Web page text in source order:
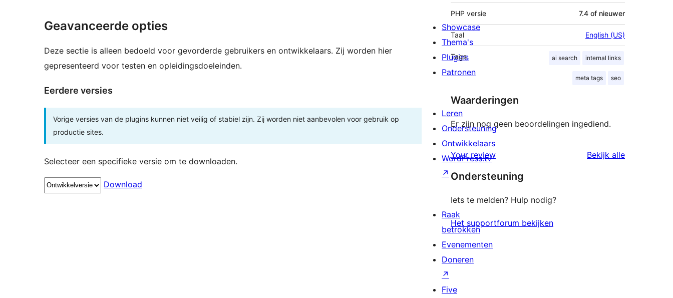
Geavanceerde opties
Deze sectie is alleen bedoeld voor gevorderde gebruikers en ontwikkelaars. Zij worden hier
gepresenteerd voor testen en opleidingsdoeleinden.
Eerdere versies
Vorige versies van de plugins kunnen niet veilig of stabiel zijn. Zij worden niet aanbevolen voor gebruik op
productie sites.
Selecteer een specifieke versie om te downloaden.
Download
PHP versie 7.4 of nieuwer
Taal English (US)
Tags ai search internal links
meta tags seo
Waarderingen
Er zijn nog geen beoordelingen ingediend.
Your review Bekijk alle
Ondersteuning
Iets te melden? Hulp nodig?
Het supportforum bekijken
Showcase
Thema's
Plugins
Patronen
Leren
Ondersteuning
Ontwikkelaars
WordPress.tv
↗
Raak
betrokken
Evenementen
Doneren
↗
Five